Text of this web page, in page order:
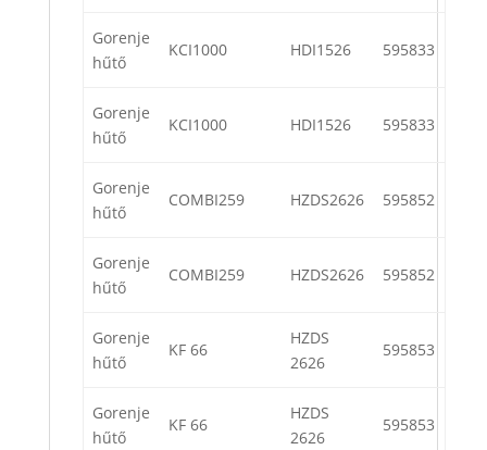
Gorenje
hűtő
KCI1000 HDI1526 595833
Gorenje
hűtő
KCI1000 HDI1526 595833
Gorenje
hűtő
COMBI259 HZDS2626 595852
Gorenje
hűtő
COMBI259 HZDS2626 595852
Gorenje
hűtő
KF 66
HZDS
2626
595853
Gorenje
hűtő
KF 66
HZDS
2626
595853